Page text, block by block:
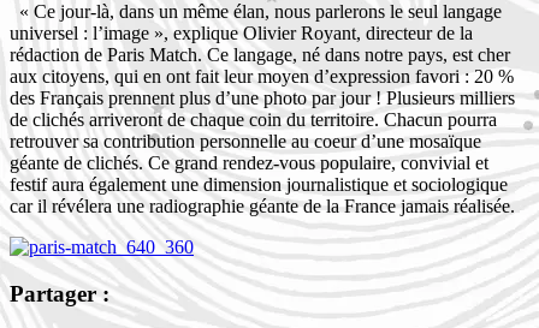
« Ce jour-là, dans un même élan, nous parlerons le seul langage
universel : l’image », explique Olivier Royant, directeur de la
rédaction de Paris Match. Ce langage, né dans notre pays, est cher
aux citoyens, qui en ont fait leur moyen d’expression favori : 20 %
des Français prennent plus d’une photo par jour ! Plusieurs milliers
de clichés arriveront de chaque coin du territoire. Chacun pourra
retrouver sa contribution personnelle au coeur d’une mosaïque
géante de clichés. Ce grand rendez-vous populaire, convivial et
festif aura également une dimension journalistique et sociologique
car il révélera une radiographie géante de la France jamais réalisée.
Partager :